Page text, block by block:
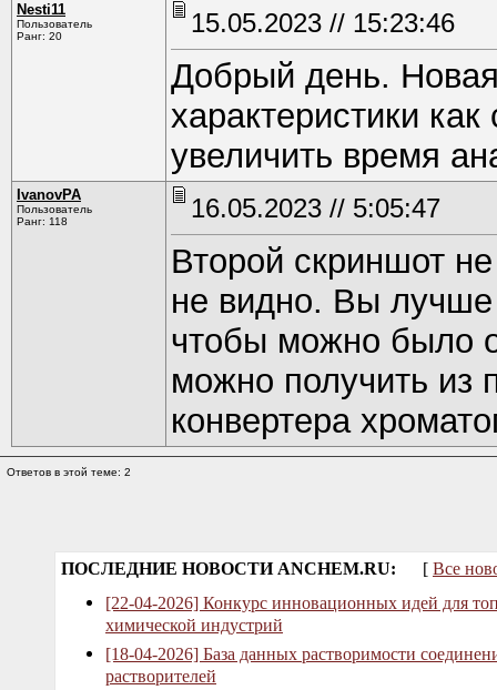
Nesti11
Пользователь
Ранг: 20
15.05.2023 // 15:23:46
Добрый день.
характеристики
увеличить время
IvanovPA
Пользователь
Ранг: 118
16.05.2023 // 5:05:47
Второй скриншот
не видно. Вы
чтобы можно было
можно получить из
конвертера
Ответов в этой теме: 2
ПОСЛЕДНИЕ НОВОСТИ ANCHEM.RU: [ Все
[22-04-2026] Конкурс инновационных идей для
химической индустрий
[18-04-2026] База данных растворимости
растворителей